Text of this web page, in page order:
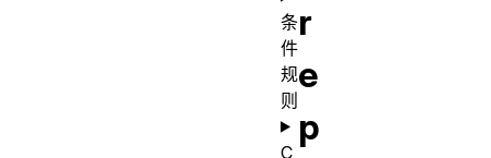
r
e
p
条
件
规
则
C